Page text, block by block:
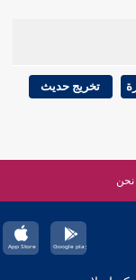
تخريج حديث